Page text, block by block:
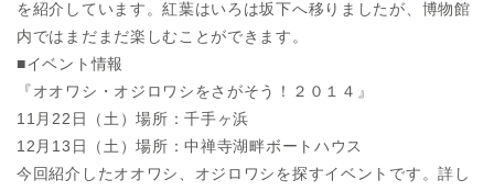
を紹介しています。紅葉はいろは坂下へ移りましたが、博物館
内ではまだまだ楽しむことができます。
■イベント情報
『オオワシ・オジロワシをさがそう！２０１４』
11月22日（土）場所：千手ヶ浜
12月13日（土）場所：中禅寺湖畔ボートハウス
今回紹介したオオワシ、オジロワシを探すイベントです。詳し